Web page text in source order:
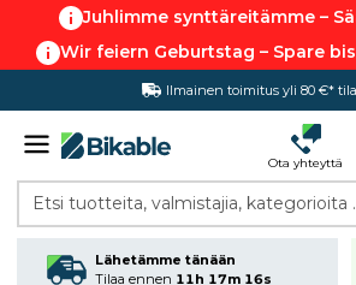
Juhlimme synttäreitämme –
Wir feiern Geburtstag – Spare
Ilmainen toimitus yli 80 €*
Ota yhteyttä
Etsi tuotteita, valmistajia, kategorioita
Lähetämme tänään
Tilaa ennen 11h 17m 16s